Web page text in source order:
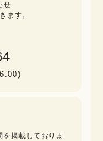
せ
ます。
掲載しておりま